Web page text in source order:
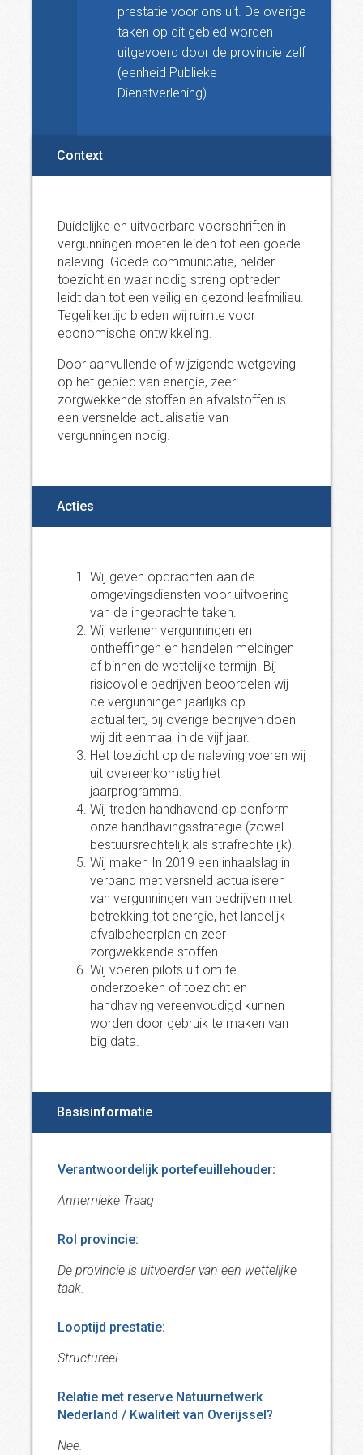
prestatie voor ons uit. De overige
taken op dit gebied worden
uitgevoerd door de provincie zelf
(eenheid Publieke
Dienstverlening).
Context
Duidelijke en uitvoerbare voorschriften in
vergunningen moeten leiden tot een goede
naleving. Goede communicatie, helder
toezicht en waar nodig streng optreden
leidt dan tot een veilig en gezond leefmilieu.
Tegelijkertijd bieden wij ruimte voor
economische ontwikkeling.
Door aanvullende of wijzigende wetgeving
op het gebied van energie, zeer
zorgwekkende stoffen en afvalstoffen is
een versnelde actualisatie van
vergunningen nodig.
Acties
Wij geven opdrachten aan de
omgevingsdiensten voor uitvoering
van de ingebrachte taken.
Wij verlenen vergunningen en
ontheffingen en handelen meldingen
af binnen de wettelijke termijn. Bij
risicovolle bedrijven beoordelen wij
de vergunningen jaarlijks op
actualiteit, bij overige bedrijven doen
wij dit eenmaal in de vijf jaar.
Het toezicht op de naleving voeren wij
uit overeenkomstig het
jaarprogramma.
Wij treden handhavend op conform
onze handhavingsstrategie (zowel
bestuursrechtelijk als strafrechtelijk).
Wij maken In 2019 een inhaalslag in
verband met versneld actualiseren
van vergunningen van bedrijven met
betrekking tot energie, het landelijk
afvalbeheerplan en zeer
zorgwekkende stoffen.
Wij voeren pilots uit om te
onderzoeken of toezicht en
handhaving vereenvoudigd kunnen
worden door gebruik te maken van
big data.
Basisinformatie
Verantwoordelijk portefeuillehouder:
Annemieke Traag
Rol provincie:
De provincie is uitvoerder van een wettelijke
taak.
Looptijd prestatie:
Structureel.
Relatie met reserve Natuurnetwerk
Nederland / Kwaliteit van Overijssel?
Nee.